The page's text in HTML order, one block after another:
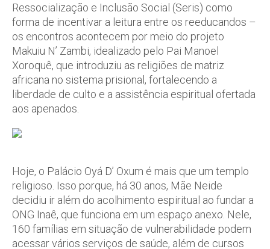
Ressocialização e Inclusão Social (Seris) como
forma de incentivar a leitura entre os reeducandos –
os encontros acontecem por meio do projeto
Makuiu N’ Zambi, idealizado pelo Pai Manoel
Xoroquê, que introduziu as religiões de matriz
africana no sistema prisional, fortalecendo a
liberdade de culto e a assistência espiritual ofertada
aos apenados.
Hoje, o Palácio Oyá D’ Oxum é mais que um templo
religioso. Isso porque, há 30 anos, Mãe Neide
decidiu ir além do acolhimento espiritual ao fundar a
ONG Inaê, que funciona em um espaço anexo. Nele,
160 famílias em situação de vulnerabilidade podem
acessar vários serviços de saúde, além de cursos